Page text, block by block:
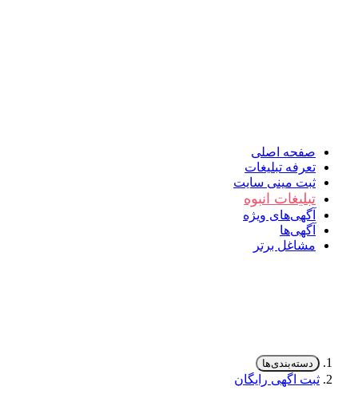
صفحه اصلی
تعرفه تبلیغات
ثبت مینی سایت
تبلیغات انبوه
آگهی‌های ویژه
آگهی‌ها
مشاغل برتر
دسته‌بندی‌ها
ثبت اگهی رایگان